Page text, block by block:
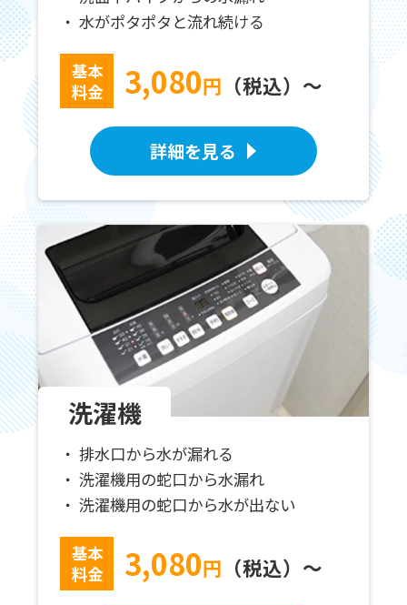
水がポタポタと流れ続ける
基本
料金
3,080円 （税込）～
詳細を見る
洗濯機
排水口から水が漏れる
洗濯機用の蛇口から水漏れ
洗濯機用の蛇口から水が出ない
基本
料金
3,080円 （税込）～